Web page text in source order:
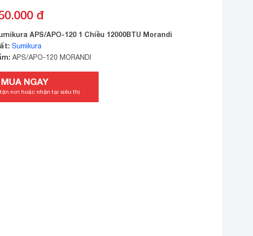
đ
APS/APO-120 1 Chiều 12000BTU Morandi
Sumikura
APS/APO-120 MORANDI
MUA NGAY
nơi hoặc nhận tại siêu thị